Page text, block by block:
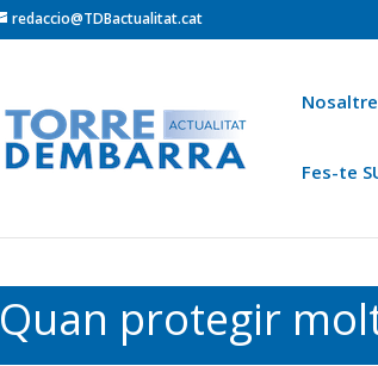
redaccio@TDBactualitat.cat
Fes-te
Crònica
Quan protegir